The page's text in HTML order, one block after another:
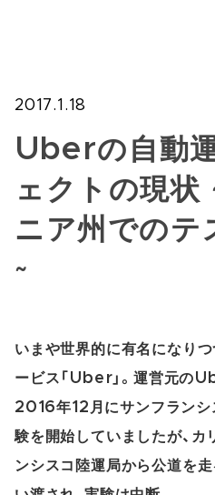
2017.1.18
Uberの自動
ェクトの現状
ニア州でのテ
~
いまや世界的に有名になり
ービス「Uber」。運営元
2016年12月にサンフランシ
験を開始していましたが、カ
ンシスコ陸運局から公道を